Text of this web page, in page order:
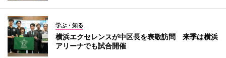
学ぶ・知る
横浜エクセレンスが中区長を表敬訪問 来季は横浜
アリーナでも試合開催